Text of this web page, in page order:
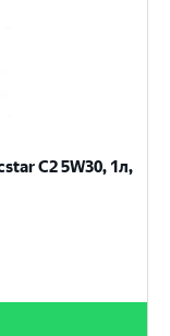
C2 5W30, 1л,